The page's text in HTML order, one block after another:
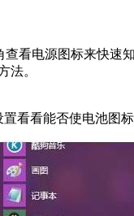
看电源图标来快
法。
看看能否使电池图